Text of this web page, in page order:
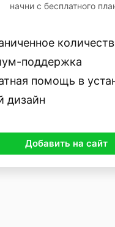
начни с бесплатного
поддержка
помощь в
дизайн
Добавить на сайт